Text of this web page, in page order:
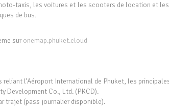
taxis, les voitures et les scooters de location et
de bus.
suronemap.phuket.cloud
reliant l’Aéroport International de Phuket, les
Development Co., Ltd. (PKCD).
trajet (pass journalier disponible).